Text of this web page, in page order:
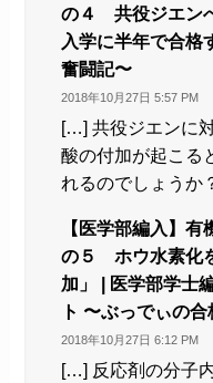
の４ 共役ジエン
入学に半年で合格
奮闘記〜
2018年10月27日 5:57 PM
[…] 共役ジエンに
酸の付加が起こる
れるのでしょうか
【医学部編入】
の５ ホウ水素化
加」 | 医学部学士
ト 〜ぶっでぃの
2018年10月27日 6:12 PM
[…] 反応剤の分子